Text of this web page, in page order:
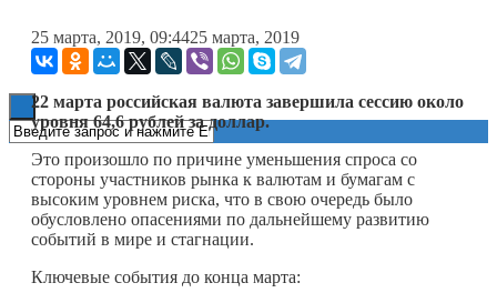
Книги
25 марта, 2019, 09:4425 марта, 2019
22 марта российская валюта завершила сессию около
уровня 64,6 рублей за доллар.
Это произошло по причине уменьшения спроса со
стороны участников рынка к валютам и бумагам с
высоким уровнем риска, что в свою очередь было
обусловлено опасениями по дальнейшему развитию
событий в мире и стагнации.
Ключевые события до конца марта: